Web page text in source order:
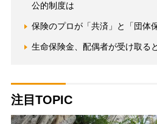
公的制度は
保険のプロが「共済」と「団体
生命保険金、配偶者が受け取る
注目TOPIC